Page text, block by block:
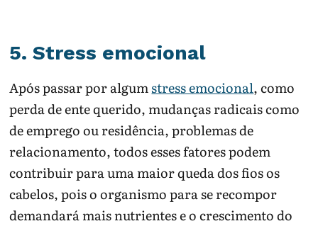
5. Stress emocional
Após passar por algumstress emocional, como
perda de ente querido, mudanças radicais como
de emprego ou residência, problemas de
relacionamento, todos esses fatores podem
contribuir para uma maior queda dos fios os
cabelos, pois o organismo para se recompor
demandará mais nutrientes e o crescimento do